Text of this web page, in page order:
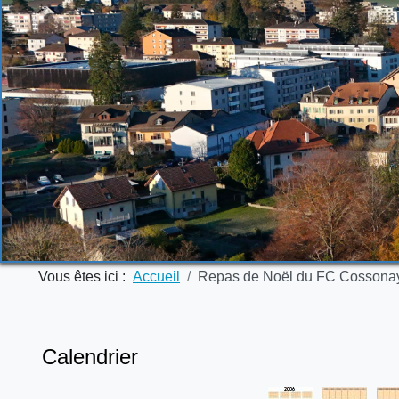
Vous êtes ici : Accueil Repas de Noël du FC
Calendrier